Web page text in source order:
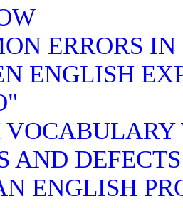
ERRORS
ENGLISH
AND DEFECTS
ENGLISH